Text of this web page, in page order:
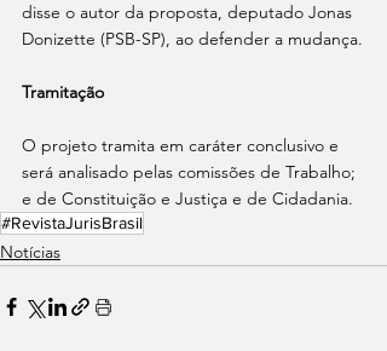
disse o autor da proposta, deputado Jonas
Donizette (PSB-SP), ao defender a mudança.
Tramitação
O projeto tramita em caráter conclusivo e
será analisado pelas comissões de Trabalho;
e de Constituição e Justiça e de Cidadania.
#RevistaJurisBrasil
Notícias